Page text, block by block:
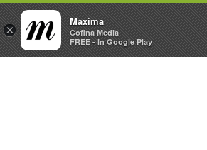
×
Maxima
Cofina Media
FREE - In Google Play